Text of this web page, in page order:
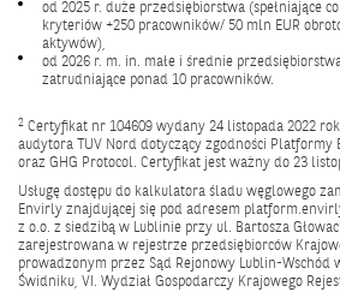
od 2025 r. duże przedsiębiorstwa (spełniające
kryteriów +250 pracowników/ 50 mln EUR
aktywów),
od 2026 r. m. in. małe i średnie
zatrudniające ponad 10 pracowników.
2 Certyfikat nr 104609 wydany 24 listopada 2022
audytora TUV Nord dotyczący zgodności Platformy
oraz GHG Protocol. Certyfikat jest ważny do 23
Usługę dostępu do kalkulatora śladu węglowego
Envirly znajdującej się pod adresem
z o.o. z siedzibą w Lublinie przy ul. Bartosza
zarejestrowana w rejestrze przedsiębiorców
prowadzonym przez Sąd Rejonowy Lublin-Wschód
Świdniku, VI. Wydział Gospodarczy Krajowego